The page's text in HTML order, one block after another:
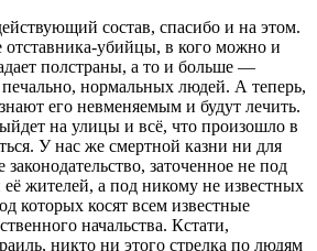
состав, спасибо и на этом.
отставника-убийцы, в кого можно и
полстраны, а то и больше —
нормальных людей. А теперь,
его невменяемым и будут лечить.
на улицы и всё, что произошло в
У нас же смертной казни ни для
заточенное не под
жителей, а под никому не известных
которых косят всем известные
начальства. Кстати,
никто ни этого стрелка по людям